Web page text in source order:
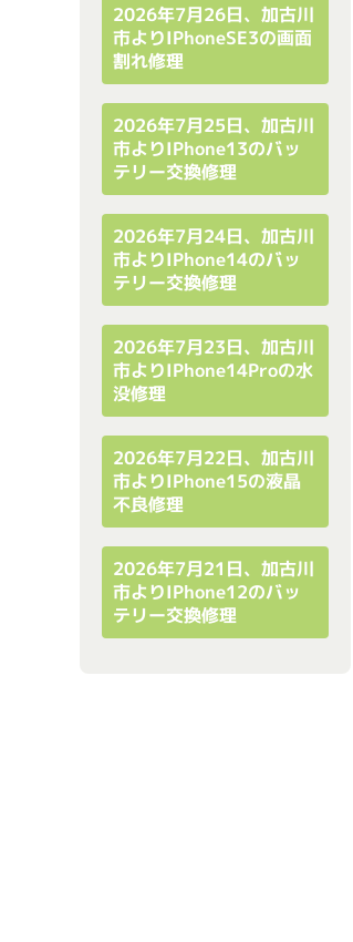
2026年7月26日、加古川
市よりiPhoneSE3の画面
割れ修理
2026年7月25日、加古川
市よりiPhone13のバッ
テリー交換修理
2026年7月24日、加古川
市よりiPhone14のバッ
テリー交換修理
2026年7月23日、加古川
市よりiPhone14Proの水
没修理
2026年7月22日、加古川
市よりiPhone15の液晶
不良修理
2026年7月21日、加古川
市よりiPhone12のバッ
テリー交換修理